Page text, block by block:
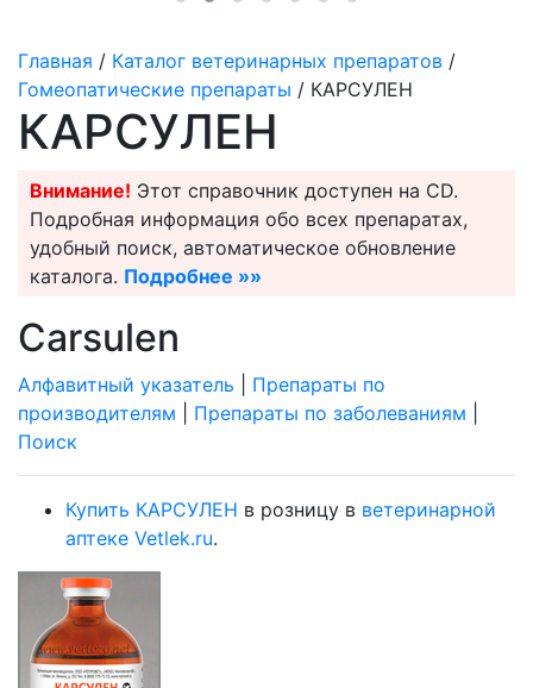
Главная / Каталог ветеринарных препаратов /
Гомеопатические препараты / КАРСУЛЕН
КАРСУЛЕН
Внимание! Этот справочник доступен на CD.
Подробная информация обо всех препаратах,
удобный поиск, автоматическое обновление
каталога. Подробнее »»
Carsulen
Алфавитный указатель
Препараты по
производителям
Препараты по заболеваниям
Поиск
Купить КАРСУЛЕН в розницу в ветеринарной
аптеке Vetlek.ru.